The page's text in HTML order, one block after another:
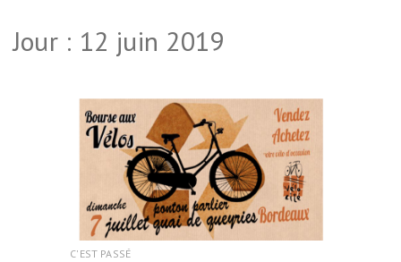
Jour : 12 juin 2019
C'EST PASSÉ